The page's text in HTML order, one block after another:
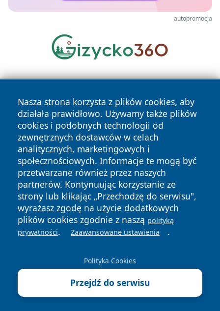
autopromocja
Nasza strona korzysta z plików cookies, aby
działała prawidłowo. Używamy także plików
cookies i podobnych technologii od
zewnętrznych dostawców w celach
analitycznych, marketingowych i
społecznościowych. Informacje te mogą być
przetwarzane również przez naszych
partnerów. Kontynuując korzystanie ze
strony lub klikając „Przechodzę do serwisu",
wyrażasz zgodę na użycie dodatkowych
plików cookies zgodnie z naszą polityką
prywatności. Zaawansowane ustawienia .
Polityka Cookies
Przejdź do serwisu
Copyright © 2026 otososnowiec.pl Wszystkie prawa
zastrzeżone.
News Autorzy
Polityka
Prywatności
Polityka
Cookies